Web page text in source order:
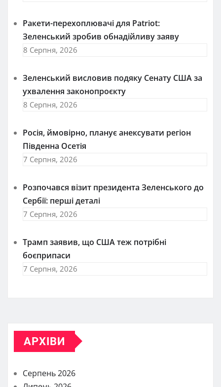
Ракети-перехоплювачі для Patriot:
Зеленський зробив обнадійливу заяву
8 Серпня, 2026
Зеленський висловив подяку Сенату США за
ухвалення законопроєкту
8 Серпня, 2026
Росія, ймовірно, планує анексувати регіон
Південна Осетія
7 Серпня, 2026
Розпочався візит президента Зеленського до
Сербії: перші деталі
7 Серпня, 2026
Трамп заявив, що США теж потрібні
боєприпаси
7 Серпня, 2026
АРХІВИ
Серпень 2026